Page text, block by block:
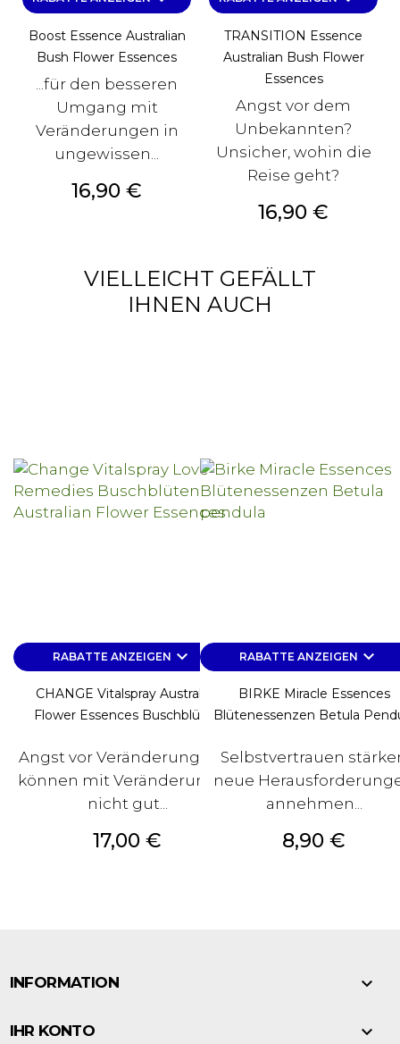
Boost Essence Australian
Bush Flower Essences
...für den besseren
Umgang mit
Veränderungen in
ungewissen...
Preis
16,90 €
TRANSITION Essence
Australian Bush Flower
Essences
Angst vor dem
Unbekannten?
Unsicher, wohin die
Reise geht?
Preis
16,90 €
VIELLEICHT GEFÄLLT
IHNEN AUCH
RABATTE ANZEIGEN keyboard_arrow_down
CHANGE Vitalspray Australian
Flower Essences Buschblüten
Angst vor Veränderung? Sie
können mit Veränderungen
nicht gut...
Preis
17,00 €
RABATTE ANZEIGEN keyboard_arrow_down
BIRKE Miracle Essences
Blütenessenzen Betula
Selbstvertrauen
neue
annehmen...
Preis
8,90 €
INFORMATION 
IHR KONTO 